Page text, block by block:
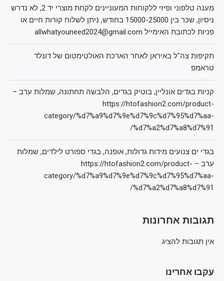
מענה טלפוני ופיזי ללקוחות המעוניינים לקחת מוצרי יד 2, לא נדרש
ניסיון, שכר בין 15000-25000 בחודש, ניתן לשלוח קורות חיים או
פניות לכתובת האימייל allwhatyouneed2024@gmail.com
תקיפות צה"ל באיראן לאחר הארכת האולטימטום של דונלד
טראמפ
קניות בגדים אונליין, בוטיק בגדים, הלבשה תחתונה, שמלות ערב –
https://htofashion2.com/product-
category/%d7%a9%d7%9e%d7%9c%d7%95%d7%aa-
%d7%a2%d7%a8%d7%91/
בגדי ים צנועים מידות גדולות, אופנה, בגדי ספורט לילדים, שמלות
ערב – https://htofashion2.com/product-
category/%d7%a9%d7%9e%d7%9c%d7%95%d7%aa-
%d7%a2%d7%a8%d7%91/
תגובות אחרונות
אין תגובות להציג.
עקבו אחרינו